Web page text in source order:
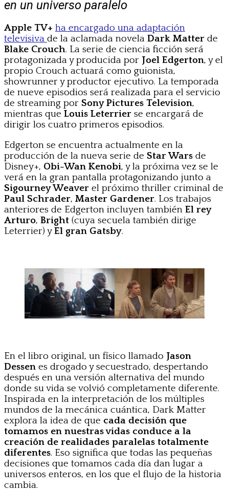
en un universo paralelo
Apple TV+ ha encargado una adaptación
televisiva de la aclamada novela Dark Matter de
Blake Crouch. La serie de ciencia ficción será
protagonizada y producida por Joel Edgerton, y el
propio Crouch actuará como guionista,
showrunner y productor ejecutivo. La temporada
de nueve episodios será realizada para el servicio
de streaming por Sony Pictures Television,
mientras que Louis Leterrier se encargará de
dirigir los cuatro primeros episodios.
Edgerton se encuentra actualmente en la
producción de la nueva serie de Star Wars de
Disney+, Obi-Wan Kenobi, y la próxima vez se le
verá en la gran pantalla protagonizando junto a
Sigourney Weaver el próximo thriller criminal de
Paul Schrader, Master Gardener. Los trabajos
anteriores de Edgerton incluyen también El rey
Arturo, Bright (cuya secuela también dirige
Leterrier) yEl gran Gatsby.
En el libro original, un físico llamado Jason
Dessen es drogado y secuestrado, despertando
después en una versión alternativa del mundo
donde su vida se volvió completamente diferente.
Inspirada en la interpretación de los múltiples
mundos de la mecánica cuántica, Dark Matter
explora la idea de que cada decisión que
tomamos en nuestras vidas conduce a la
creación de realidades paralelas totalmente
diferentes. Eso significa que todas las pequeñas
decisiones que tomamos cada día dan lugar a
universos enteros, en los que el flujo de la historia
cambia.